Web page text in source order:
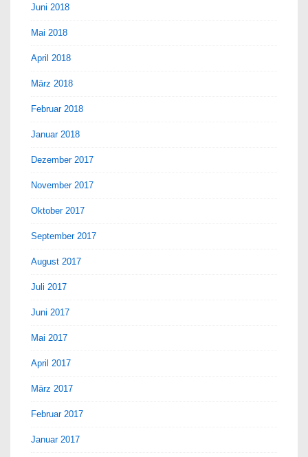
Juni 2018
Mai 2018
April 2018
März 2018
Februar 2018
Januar 2018
Dezember 2017
November 2017
Oktober 2017
September 2017
August 2017
Juli 2017
Juni 2017
Mai 2017
April 2017
März 2017
Februar 2017
Januar 2017